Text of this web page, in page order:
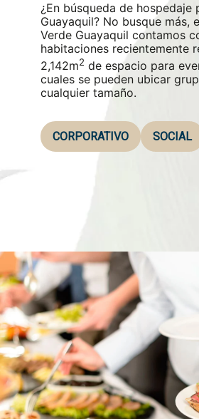
¿En búsqueda de hospedaje
Guayaquil? No busque más,
Verde Guayaquil contamos
habitaciones recientemente
2,142m2de espacio para
cuales se pueden ubicar
cualquier tamaño.
CORPORATIVO SOCIAL